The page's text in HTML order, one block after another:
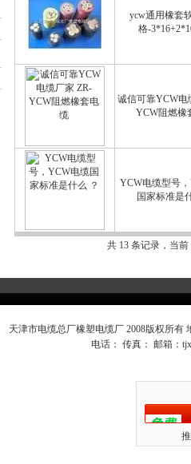
ycw通用橡套
格-
诚信可靠YCW电
YCW阻燃橡
YCW电缆型号
国家标准是
共 13 条记录，当
天津市电缆总厂橡塑电缆厂 2008版权所
电话： 传真： 邮箱：